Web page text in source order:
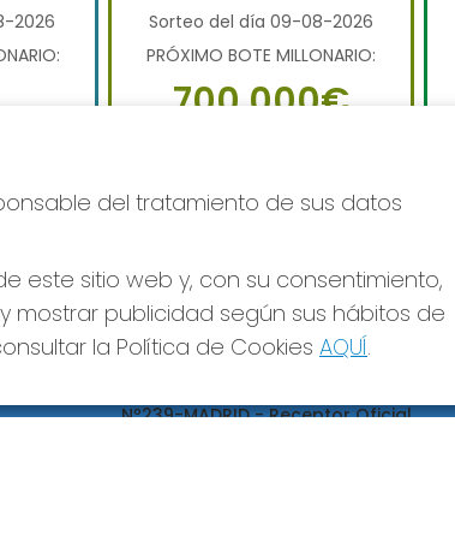
2026
Sorteo del día 09-08-2026
PRÓXIMO BOTE MILLONARIO:
700.000€
CONTACTO
Nº239-MADRID - Receptor Oficial
del tratamiento de sus datos
este sitio web y, con su consentimiento,
mostrar publicidad según sus hábitos de
la Política de Cookies AQUÍ.